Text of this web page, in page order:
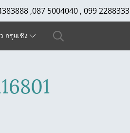
,087 5004040 , 099 2288333
กรุยเชิง